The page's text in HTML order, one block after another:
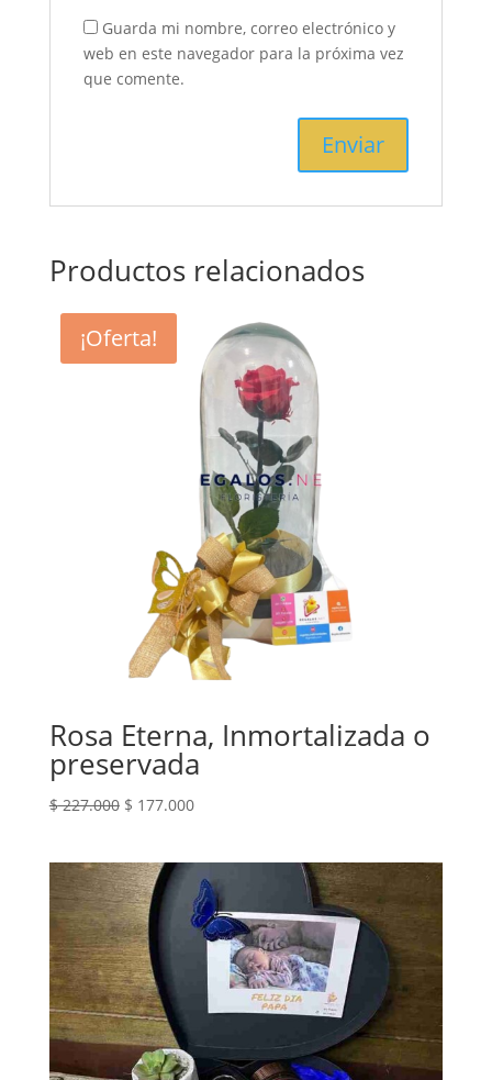
Guarda mi nombre, correo electrónico y
web en este navegador para la próxima vez
que comente.
Productos relacionados
¡Oferta!
Rosa Eterna, Inmortalizada o
preservada
$227.000 El
era:
$ 227.000.
$ 177.000El
es:
$ 177.000.